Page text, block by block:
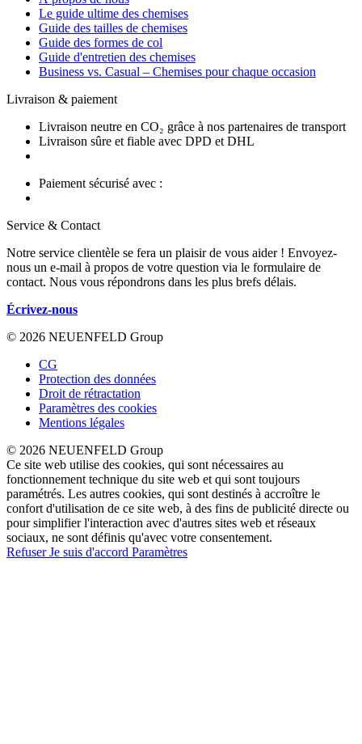
Le guide ultime des chemises
Guide des tailles de chemises
Guide des formes de col
Guide d'entretien des chemises
Business vs. Casual – Chemises pour chaque occasion
Livraison & paiement
Livraison neutre en CO₂ grâce à nos partenaires de transport
Livraison sûre et fiable avec DPD et DHL
Paiement sécurisé avec :
Service & Contact
Notre service clientèle se fera un plaisir de vous aider ! Envoyez-
nous un e-mail à propos de votre question via le formulaire de
contact. Nous vous répondrons dans les plus brefs délais.
Écrivez-nous
© 2026 NEUENFELD Group
CG
Protection des données
Droit de rétractation
Paramètres des cookies
Mentions légales
© 2026 NEUENFELD Group
Ce site web utilise des cookies, qui sont nécessaires au
fonctionnement technique du site web et qui sont toujours
paramétrés. Les autres cookies, qui sont destinés à accroître le
confort d'utilisation de ce site web, à des fins de publicité directe ou
pour simplifier l'interaction avec d'autres sites web et réseaux
sociaux, ne sont définis qu'avec votre consentement.
RefuserJe suis d'accord Paramètres